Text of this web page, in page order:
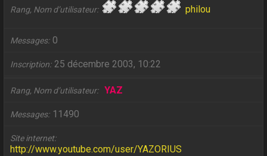
Rang, Nom d’utilisateur philou
Messages 0
Inscription 25 décembre 2003, 10:22
Rang, Nom d’utilisateur YAZ
Messages 11490
Site internet
http://www.youtube.com/user/YAZORIUS